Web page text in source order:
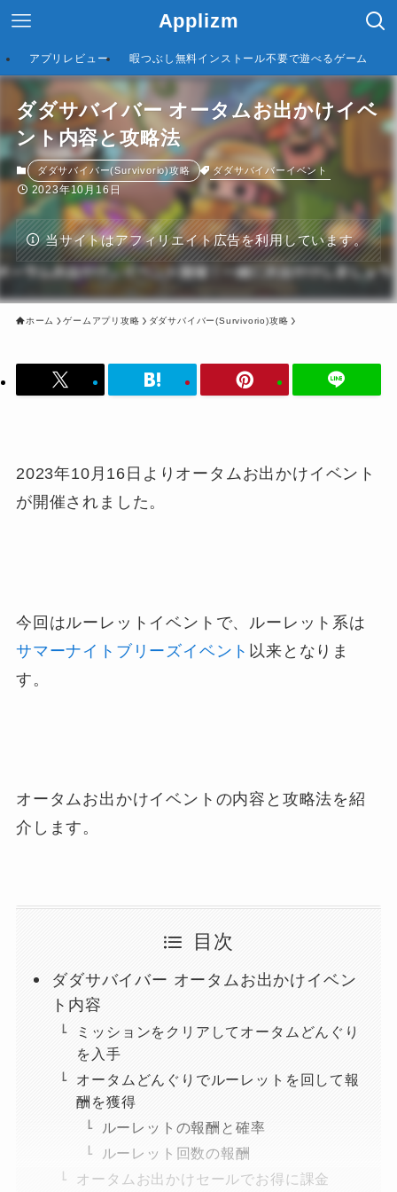
Applizm
アプリレビュー 暇つぶし無料インストール不要で遊べるゲーム
ダダサバイバー オータムお出かけイベ
ント内容と攻略法
ダダサバイバー(Survivorio)攻略 ダダサバイバーイベント
2023年10月16日
当サイトはアフィリエイト広告を利用しています。
ホーム ゲームアプリ攻略 ダダサバイバー(Survivorio)攻略
2023年10月16日よりオータムお出かけイベント
が開催されました。
今回はルーレットイベントで、ルーレット系は
サマーナイトブリーズイベント 以来となりま
す。
オータムお出かけイベントの内容と攻略法を紹
介します。
目次
ダダサバイバー オータムお出かけイベン
ト内容
ミッションをクリアしてオータムどんぐり
を入手
オータムどんぐりでルーレットを回して報
酬を獲得
ルーレットの報酬と確率
ルーレット回数の報酬
オータムお出かけセールでお得に課金